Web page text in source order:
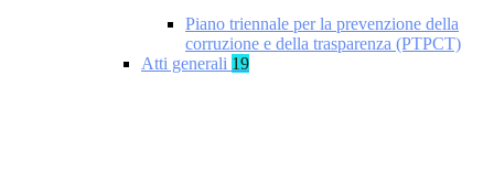
Piano triennale per la prevenzione della
corruzione e della trasparenza (PTPCT)
Atti generali 19